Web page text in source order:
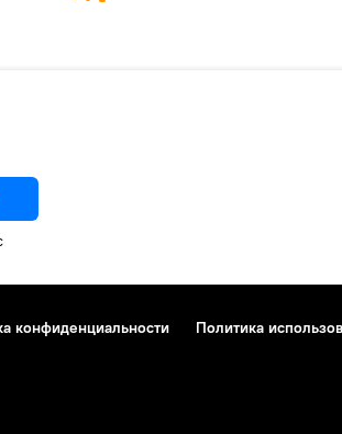
конфиденциальности Политика